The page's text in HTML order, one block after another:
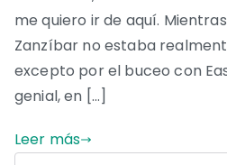
me quiero ir de aquí.
Zanzíbar no estaba
excepto por el buceo con
genial, en […]
Leer más